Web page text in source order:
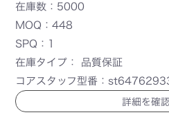
在庫数：5000
MOQ：448
SPQ：1
在庫タイプ： 品質保証
コアスタッフ型番：
詳細を確